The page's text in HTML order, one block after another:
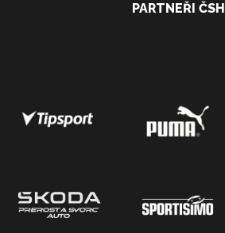
PARTNEŘI ČSH